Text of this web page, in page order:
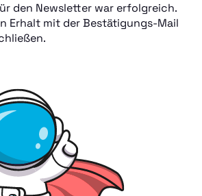
den Newsletter war erfolgreich.
Erhalt mit der Bestätigungs-Mail